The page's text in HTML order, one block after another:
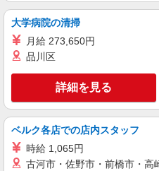
大学病院の清掃
月給 273,650円
品川区
詳細を見る
ベルク各店での店内スタッフ
時給 1,065円
古河市・佐野市・前橋市・高